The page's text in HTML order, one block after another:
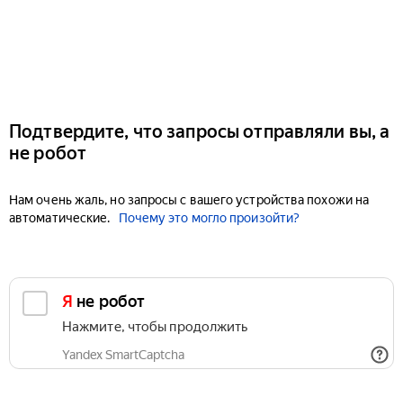
Подтвердите, что запросы отправляли вы, а
не робот
Нам очень жаль, но запросы с вашего устройства похожи на
автоматические.
Почему это могло произойти?
Я не робот
Нажмите, чтобы продолжить
Yandex SmartCaptcha